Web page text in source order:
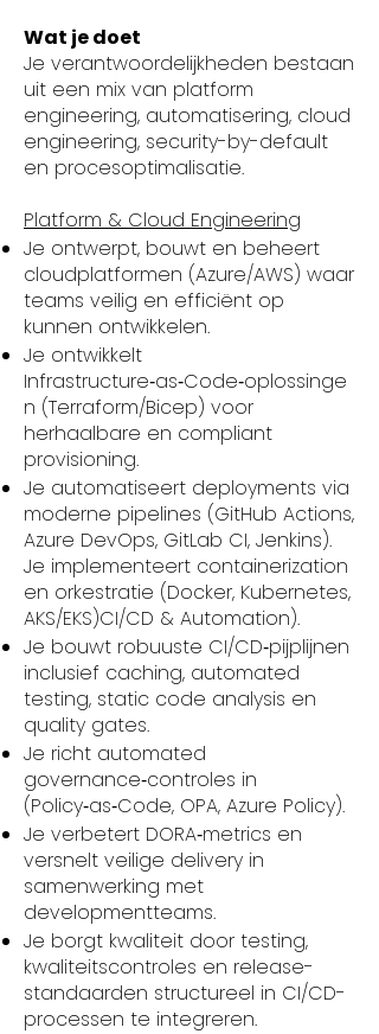
Wat je doet
Je verantwoordelijkheden bestaan
uit een mix van platform
engineering, automatisering, cloud
engineering, security-by-default
en procesoptimalisatie.
Platform & Cloud Engineering
Je ontwerpt, bouwt en beheert
cloudplatformen (Azure/AWS) waar
teams veilig en efficiënt op
kunnen ontwikkelen.
Je ontwikkelt
Infrastructure‑as‑Code‑oplossinge
n (Terraform/Bicep) voor
herhaalbare en compliant
provisioning.
Je automatiseert deployments via
moderne pipelines (GitHub Actions,
Azure DevOps, GitLab CI, Jenkins).
Je implementeert containerization
en orkestratie (Docker, Kubernetes,
AKS/EKS)CI/CD & Automation).
Je bouwt robuuste CI/CD‑pijplijnen
inclusief caching, automated
testing, static code analysis en
quality gates.
Je richt automated
governance‑controles in
(Policy‑as‑Code, OPA, Azure Policy).
Je verbetert DORA‑metrics en
versnelt veilige delivery in
samenwerking met
developmentteams.
Je borgt kwaliteit door testing,
kwaliteitscontroles en release-
standaarden structureel in CI/CD-
processen te integreren.